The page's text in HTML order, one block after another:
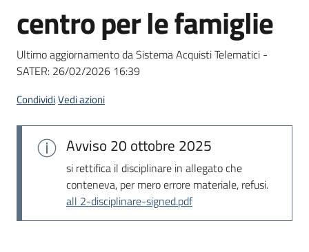
Bandi
strumenti
di
acquisto
Supporto
Piattaforme
telematiche
Salta al contenuto
centro per le famiglie
Ultimo aggiornamento da Sistema Acquisti Telematici -
SATER: 26/02/2026 16:39
CondividiVedi azioni
Avviso 20 ottobre 2025
si rettifica il disciplinare in allegato che
conteneva, per mero errore materiale, refusi.
all 2-disciplinare-signed.pdf